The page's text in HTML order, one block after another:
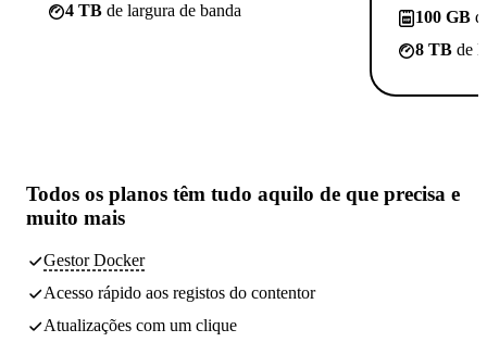
4 TB de largura de banda
100 GB
8 TB de
Todos os planos têm tudo aquilo de que precisa e
muito mais
Gestor Docker
Acesso rápido aos registos do contentor
Atualizações com um clique